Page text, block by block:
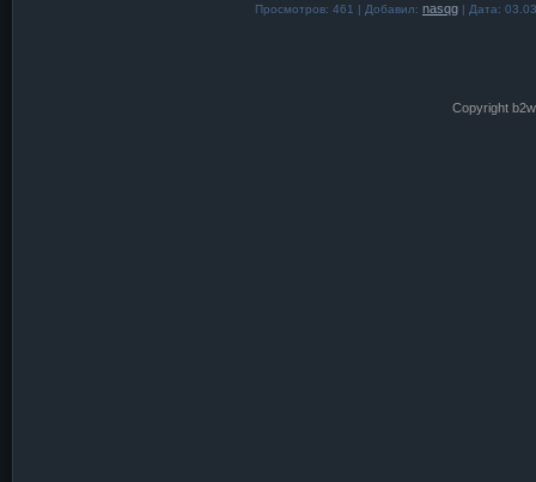
Просмотров: 461 | Добавил: nasqg | Дата:
Copyright